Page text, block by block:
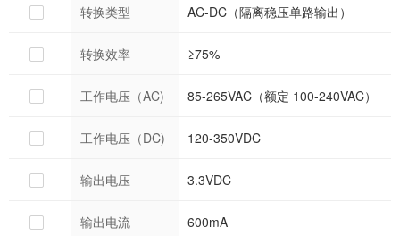
转换类型 AC-DC（隔离稳压单路输出）
转换效率 ≥75%
工作电压（AC) 85-265VAC（额定 100-240VAC）
工作电压（DC) 120-350VDC
输出电压 3.3VDC
输出电流 600mA